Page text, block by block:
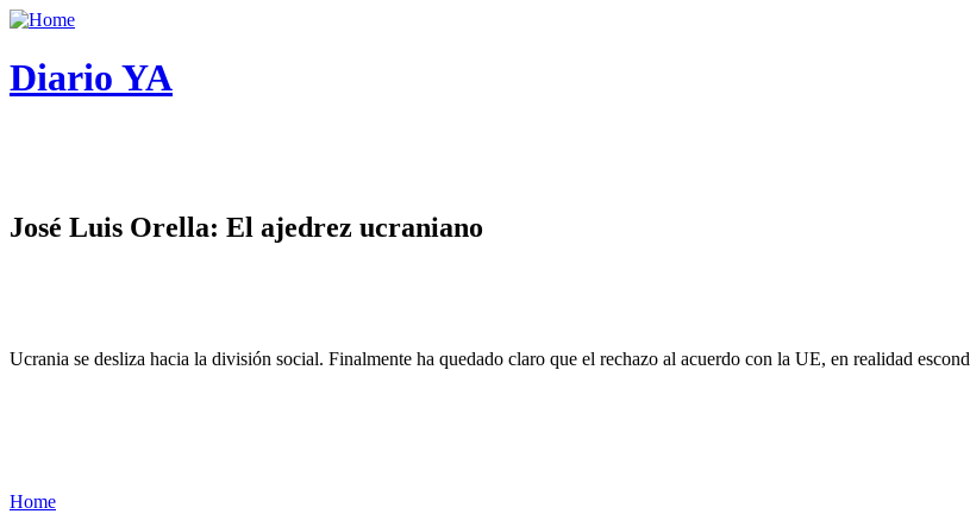
Diario YA
José Luis Orella: El ajedrez ucraniano
Ucrania se desliza hacia la división social. Finalmente ha quedado claro que el rechazo al acuerdo con la UE, en realidad
Home